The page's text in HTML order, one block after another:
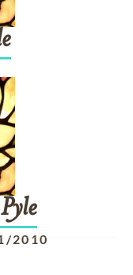
Pyle
2010